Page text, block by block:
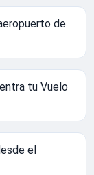
de
tu Vuelo
el